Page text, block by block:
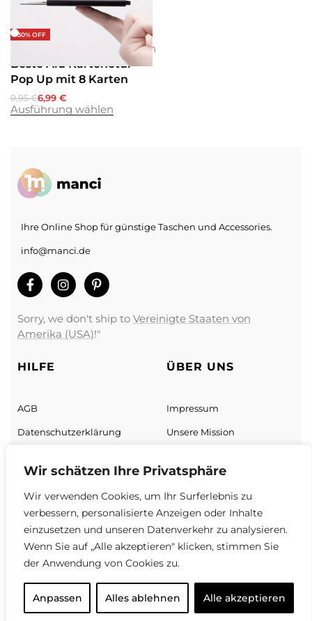
Wir schätzen Ihre Privatsphäre
Wir verwenden Cookies, um Ihr Surferlebnis zu
verbessern, personalisierte Anzeigen oder Inhalte
einzusetzen und unseren Datenverkehr zu analysieren.
Wenn Sie auf „Alle akzeptieren" klicken, stimmen Sie
der Anwendung von Cookies zu.
Anpassen Alles ablehnen Alle akzeptieren
-30% OFF
Geldbörsen
Beste Alu Kartenetui
Pop Up mit 8 Karten
9,95€6,99 €
Ausführung wählen
Ihre Online Shop für günstige Taschen und Accessories.
info@manci.de
Sorry, we don't ship to Vereinigte Staaten von
Amerika (USA)!"
HILFE
AGB
Datenschutz­erklärung
Sendungs­verfolgung
Neukundenrabatt
Widerrufsrecht
Vertrag widerrufen
ÜBER UNS
Impressum
Unsere Mission
Über uns